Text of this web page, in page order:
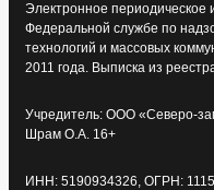
Электронное периодическое
Федеральной службе по
технологий и массовых
2011 года. Выписка из
Учредитель: ООО «Северо-
Шрам О.А. 16+
ИНН: 5190934326, ОГРН: